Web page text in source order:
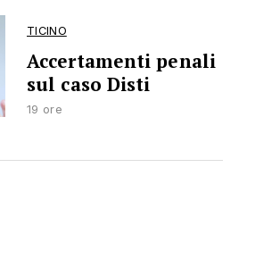
TICINO
Accertamenti penali
sul caso Disti
19 ore